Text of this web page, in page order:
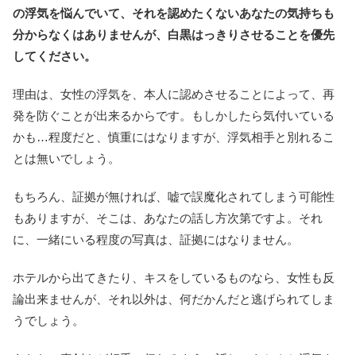
の浮気を悩んでいて、それを認めたくないあなたの気持ちも
分からなくはありませんが、白黒はっきりさせることを優先
してください。
理由は、女性の浮気を、本人に認めさせることによって、再
発を防ぐことが出来るからです。もしかしたら気付いている
かも…程度だと、慎重にはなりますが、浮気相手と別れるこ
とは無いでしょう。
もちろん、証拠が無ければ、嘘で誤魔化されてしまう可能性
もありますが、そこは、あなたの話し方次第ですよ。それ
に、一緒にいる程度の写真は、証拠にはなりません。
ホテルから出てきたり、キスをしているものなら、女性も反
論出来ませんが、それ以外は、何だかんだと逃げられてしま
うでしょう。